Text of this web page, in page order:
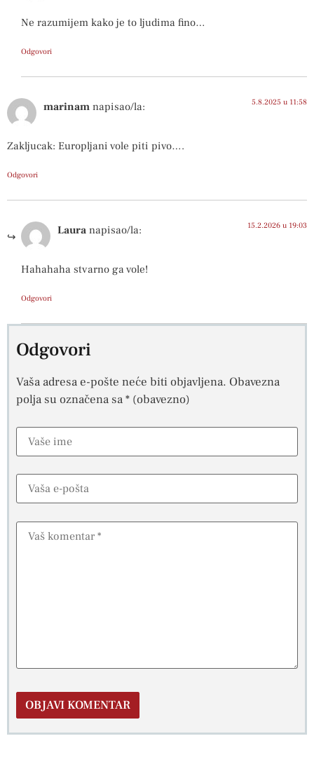
Ne razumijem kako je to ljudima fino…
Odgovori
marinam napisao/la: 5.8.2025 u 11:58
Zakljucak: Europljani vole piti pivo….
Odgovori
Laura napisao/la: 15.2.2026 u 19:03
Hahahaha stvarno ga vole!
Odgovori
Odgovori
Vaša adresa e-pošte neće biti objavljena. Obavezna
polja su označena sa* (obavezno)